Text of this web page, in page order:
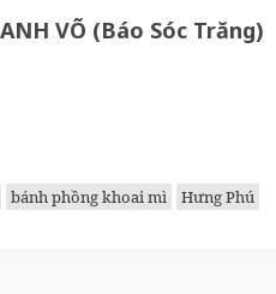
VÕ (Báo Sóc Trăng)
bánh phồng khoai mì
Hưng Phú